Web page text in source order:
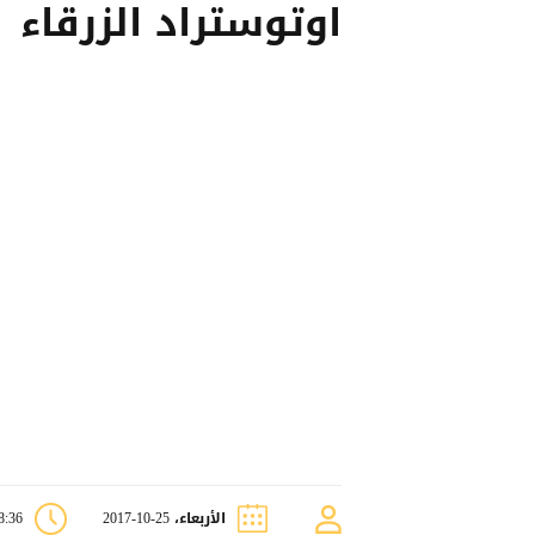
اوتوستراد الزرقاء
الأربعاء، 25-10-2017